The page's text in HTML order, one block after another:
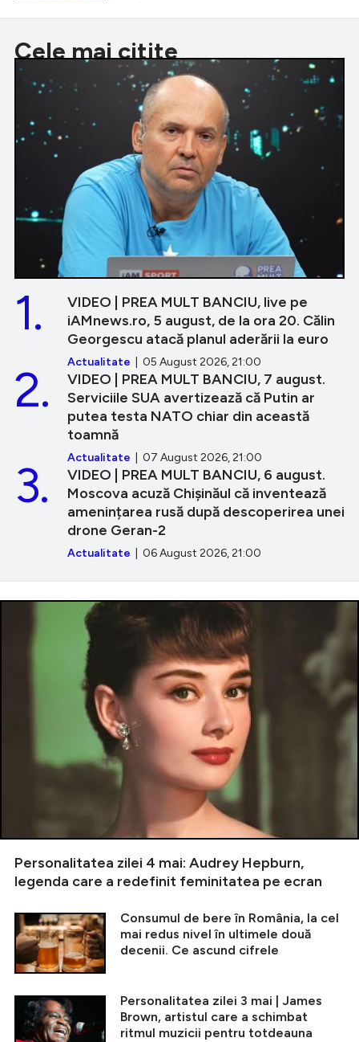
Cele mai citite
VIDEO | PREA MULT BANCIU, live pe
iAMnews.ro, 5 august, de la ora 20. Călin
Georgescu atacă planul aderării la euro
Actualitate | 05 August 2026, 21:00
1.
VIDEO | PREA MULT BANCIU, 7 august.
Serviciile SUA avertizează că Putin ar
putea testa NATO chiar din această
toamnă
Actualitate | 07 August 2026, 21:00
2.
VIDEO | PREA MULT BANCIU, 6 august.
Moscova acuză Chișinăul că inventează
amenințarea rusă după descoperirea unei
drone Geran-2
Actualitate | 06 August 2026, 21:00
3.
Personalitatea zilei 4 mai: Audrey Hepburn,
legenda care a redefinit feminitatea pe ecran
Consumul de bere în România, la cel
mai redus nivel în ultimele două
decenii. Ce ascund cifrele
Personalitatea zilei 3 mai | James
Brown, artistul care a schimbat
ritmul muzicii pentru totdeauna